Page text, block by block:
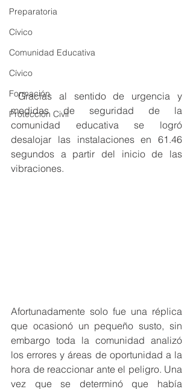
Preparatoria
Cívico
Comunidad Educativa
Cívico
Formación
Protección Civil
Gracias al sentido de urgencia y
medidas de seguridad de la
comunidad educativa se logró
desalojar las instalaciones en 61.46
segundos a partir del inicio de las
vibraciones.
Afortunadamente solo fue una réplica
que ocasionó un pequeño susto, sin
embargo toda la comunidad analizó
los errores y áreas de oportunidad a la
hora de reaccionar ante el peligro. Una
vez que se determinó que había